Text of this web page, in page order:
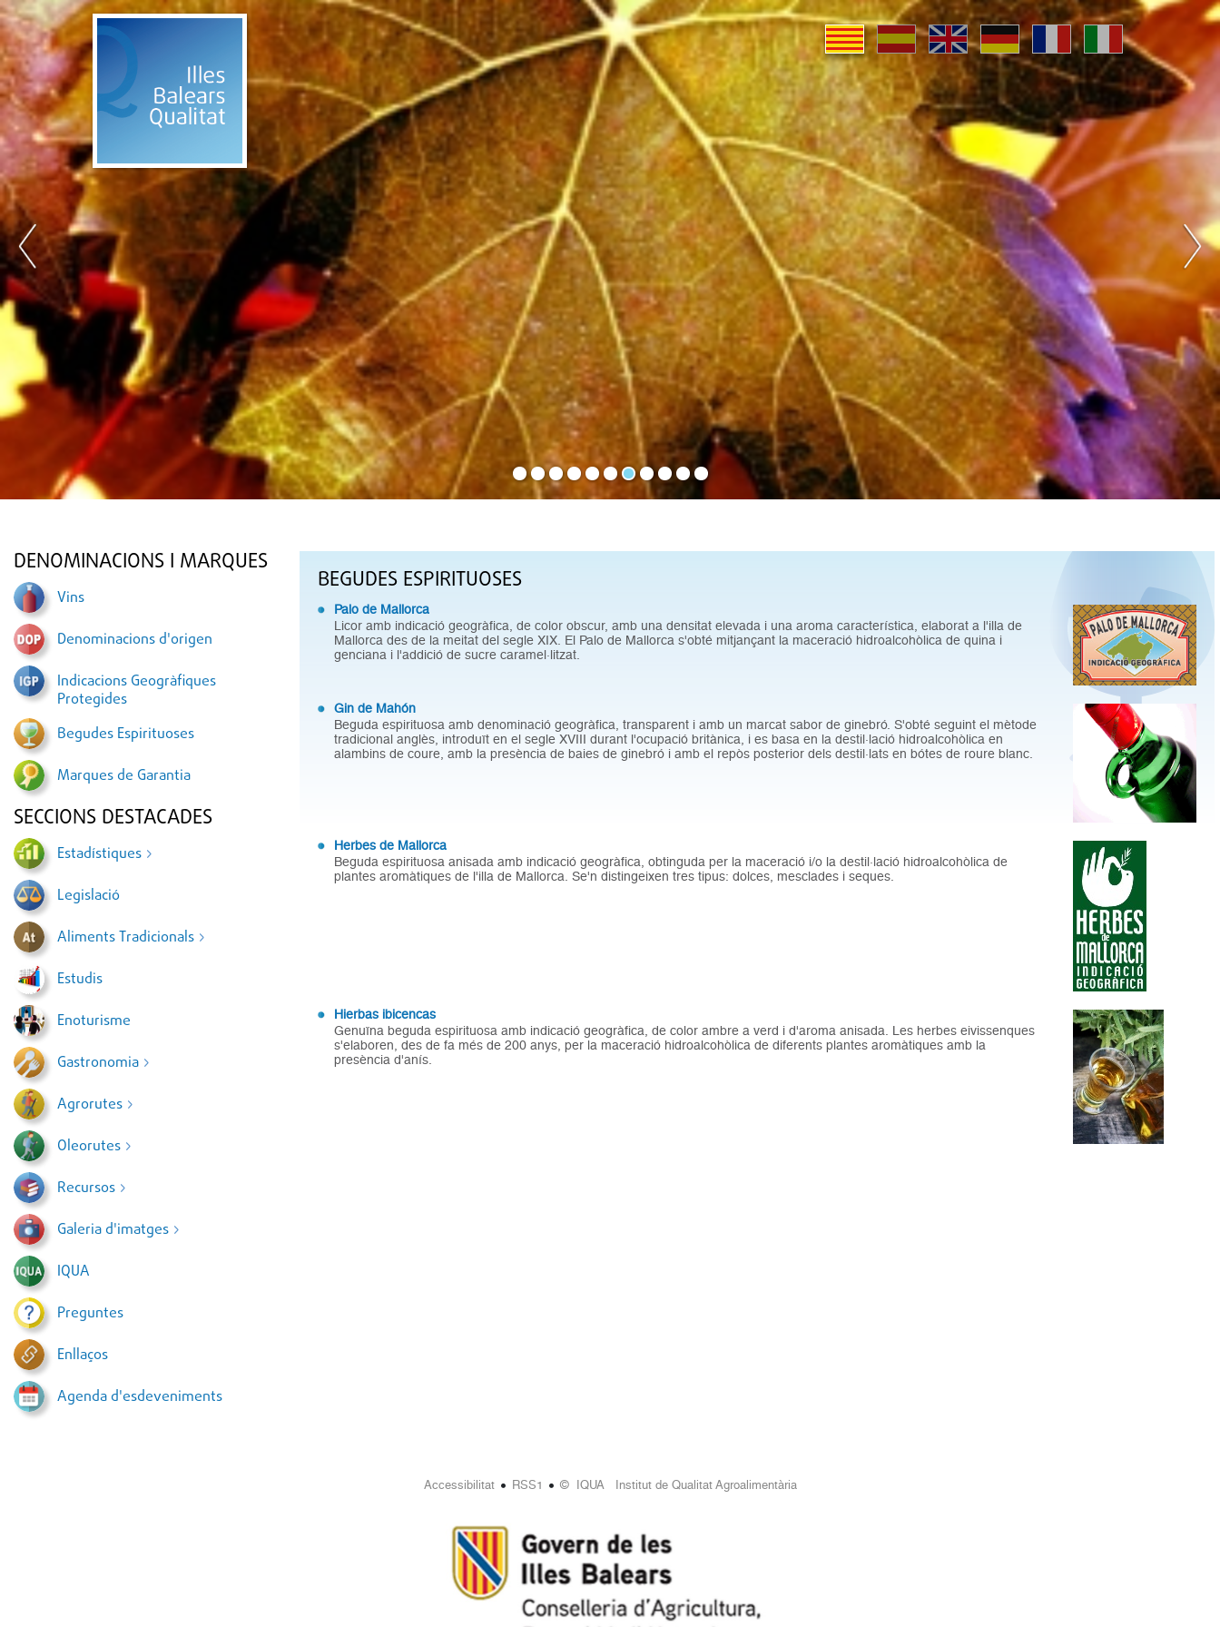
DENOMINACIONS I MARQUES
Vins
Denominacions d'origen
Indicacions Geogràfiques
Protegides
Begudes Espirituoses
Marques de Garantia
SECCIONS DESTACADES
Estadístiques
Legislació
Aliments Tradicionals
Estudis
Enoturisme
Gastronomia
Agrorutes
Oleorutes
Recursos
Galeria d'imatges
IQUA
Preguntes
Enllaços
Agenda d'esdeveniments
BEGUDES ESPIRITUOSES
Palo de Mallorca
Licor amb indicació geogràfica, de color obscur, amb una densitat elevada i una aroma característica, elaborat a l'illa de
Mallorca des de la meitat del segle XIX. El Palo de Mallorca s'obté mitjançant la maceració hidroalcohòlica de quina i
genciana i l'addició de sucre caramel·litzat.
Gin de Mahón
Beguda espirituosa amb denominació geogràfica, transparent i amb un marcat sabor de ginebró. S'obté seguint el mètode
tradicional anglès, introduït en el segle XVIII durant l'ocupació britànica, i es basa en la destil·lació hidroalcohòlica en
alambins de coure, amb la presència de baies de ginebró i amb el repòs posterior dels destil·lats en bótes de roure blanc.
Herbes de Mallorca
Beguda espirituosa anisada amb indicació geogràfica, obtinguda per la maceració i/o la destil·lació hidroalcohòlica de
plantes aromàtiques de l'illa de Mallorca. Se'n distingeixen tres tipus: dolces, mesclades i seques.
Hierbas ibicencas
Genuïna beguda espirituosa amb indicació geogràfica, de color ambre a verd i d'aroma anisada. Les herbes eivissenques
s'elaboren, des de fa més de 200 anys, per la maceració hidroalcohòlica de diferents plantes aromàtiques amb la
presència d'anís.
Accessibilitat• RSS1 • © IQUA Institut de Qualitat Agroalimentària